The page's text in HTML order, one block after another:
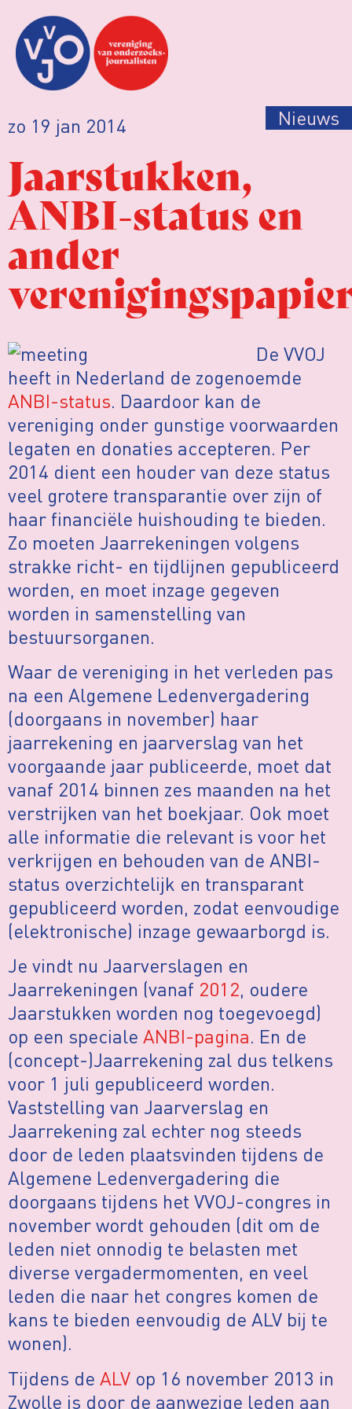
zo 19 jan 2014 Nieuws
Jaarstukken,
ANBI-status en
ander
De VVOJ
heeft in Nederland de zogenoemde
ANBI-status. Daardoor kan de
vereniging onder gunstige voorwaarden
legaten en donaties accepteren. Per
2014 dient een houder van deze status
veel grotere transparantie over zijn of
haar financiële huishouding te bieden.
Zo moeten Jaarrekeningen volgens
strakke richt- en tijdlijnen gepubliceerd
worden, en moet inzage gegeven
worden in samenstelling van
bestuursorganen.
Waar de vereniging in het verleden pas
na een Algemene Ledenvergadering
(doorgaans in november) haar
jaarrekening en jaarverslag van het
voorgaande jaar publiceerde, moet dat
vanaf 2014 binnen zes maanden na het
verstrijken van het boekjaar. Ook moet
alle informatie die relevant is voor het
verkrijgen en behouden van de ANBI-
status overzichtelijk en transparant
gepubliceerd worden, zodat eenvoudige
(elektronische) inzage gewaarborgd is.
Je vindt nu Jaarverslagen en
Jaarrekeningen (vanaf 2012, oudere
Jaarstukken worden nog toegevoegd)
op een speciale ANBI-pagina. En de
(concept-)Jaarrekening zal dus telkens
voor 1 juli gepubliceerd worden.
Vaststelling van Jaarverslag en
Jaarrekening zal echter nog steeds
door de leden plaatsvinden tijdens de
Algemene Ledenvergadering die
doorgaans tijdens het VVOJ-congres in
november wordt gehouden (dit om de
leden niet onnodig te belasten met
diverse vergadermomenten, en veel
leden die naar het congres komen de
kans te bieden eenvoudig de ALV bij te
wonen).
Tijdens de ALV op 16 november 2013 in
Zwolle is door de aanwezige leden aan